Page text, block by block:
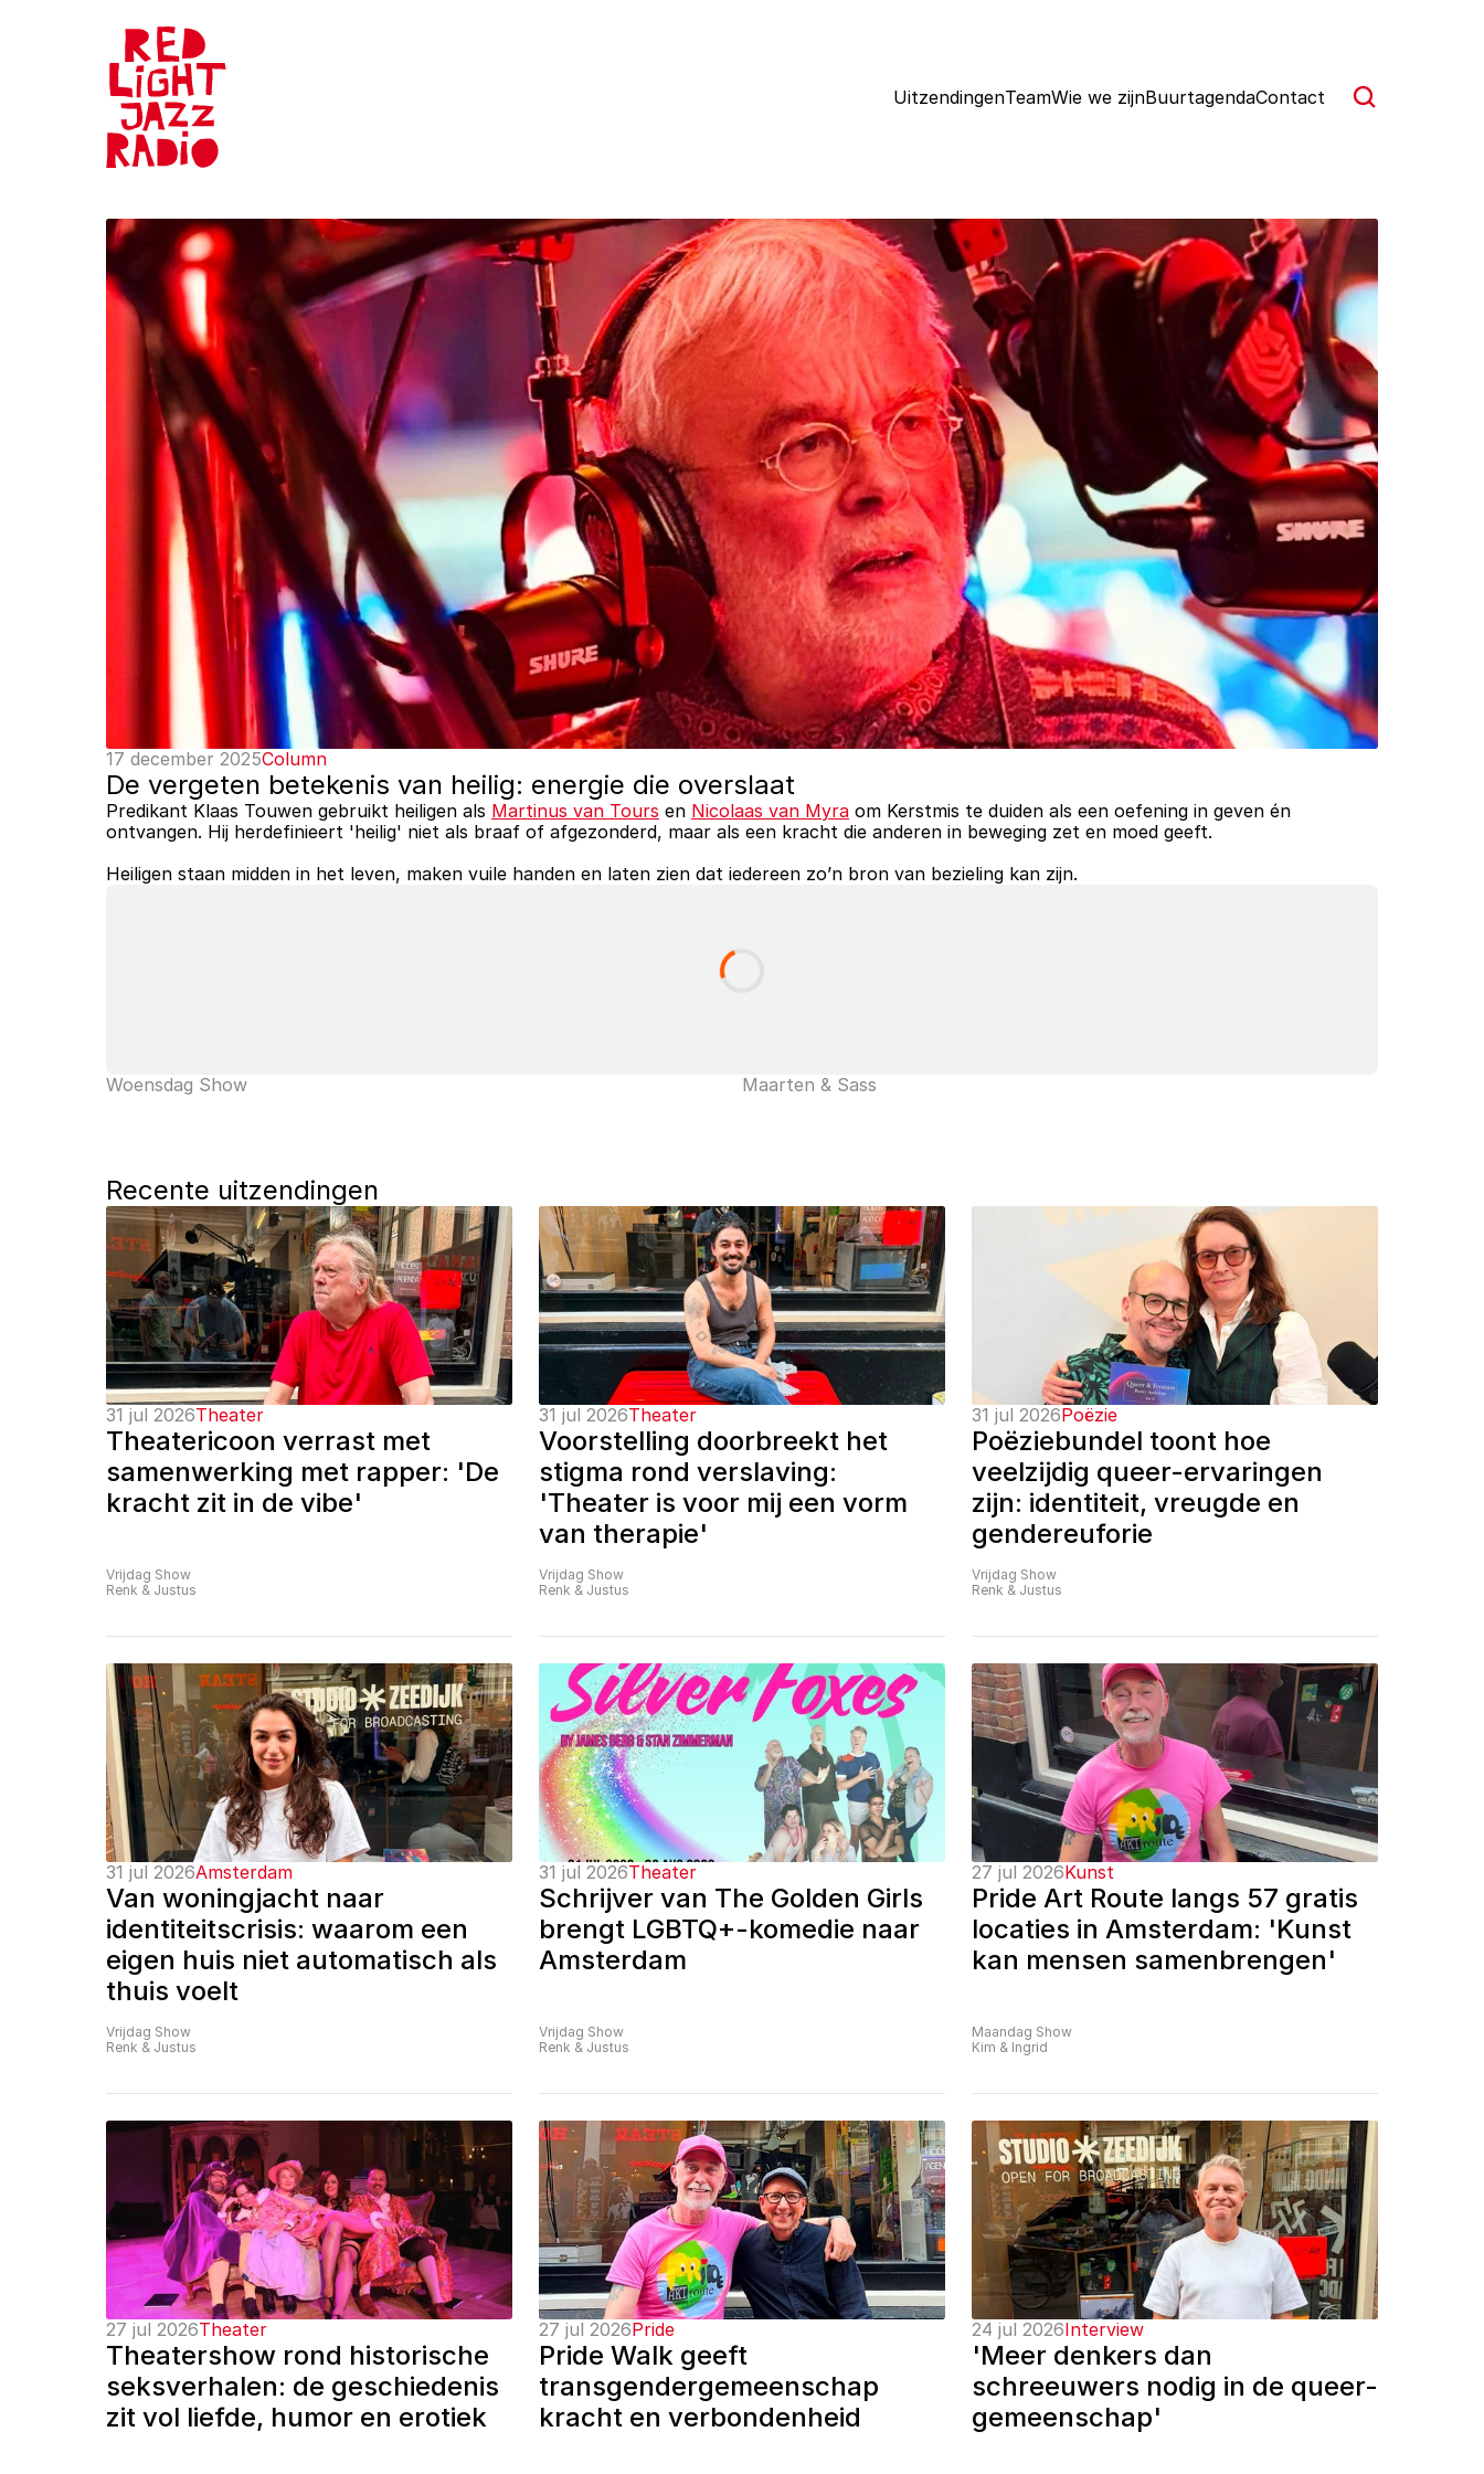
UitzendingenTeamWie we zijnBuurtagendaContact
17 december 2025Column
De vergeten betekenis van heilig: energie die overslaat
Predikant Klaas Touwen gebruikt heiligen als Martinus van Tours en Nicolaas van Myra om Kerstmis te duiden als een oefening in geven én
ontvangen. Hij herdefinieert 'heilig' niet als braaf of afgezonderd, maar als een kracht die anderen in beweging zet en moed geeft.
Heiligen staan midden in het leven, maken vuile handen en laten zien dat iedereen zo’n bron van bezieling kan zijn.
Woensdag Show Maarten & Sass
Recente uitzendingen
31 jul 2026Theater
Theatericoon verrast met
samenwerking met rapper: 'De
kracht zit in de vibe'
Vrijdag Show
Renk & Justus
31 jul 2026Theater
Voorstelling doorbreekt het
stigma rond verslaving:
'Theater is voor mij een vorm
van therapie'
Vrijdag Show
Renk & Justus
31 jul 2026Poëzie
Poëziebundel toont hoe
veelzijdig queer-ervaringen
zijn: identiteit, vreugde en
gendereuforie
Vrijdag Show
Renk & Justus
31 jul 2026Amsterdam
Van woningjacht naar
identiteitscrisis: waarom een
eigen huis niet automatisch als
thuis voelt
Vrijdag Show
Renk & Justus
31 jul 2026Theater
Schrijver van The Golden Girls
brengt LGBTQ+-komedie naar
Amsterdam
Vrijdag Show
Renk & Justus
27 jul 2026Kunst
Pride Art Route langs 57 gratis
locaties in Amsterdam: 'Kunst
kan mensen samenbrengen'
Maandag Show
Kim & Ingrid
27 jul 2026Theater
Theatershow rond historische
seksverhalen: de geschiedenis
zit vol liefde, humor en erotiek
27 jul 2026Pride
Pride Walk geeft
transgendergemeenschap
kracht en verbondenheid
24 jul 2026Interview
'Meer denkers dan
schreeuwers nodig in de queer-
gemeenschap'